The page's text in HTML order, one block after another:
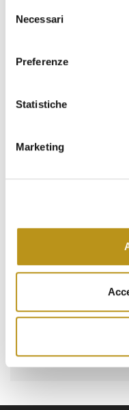
delNecessari
Preferenze
Statistiche
Marketing
experience
hotel san teodoro
hotel san teodoro
mostra d'arte
santeodoro
san
sardinia